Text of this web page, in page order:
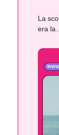
La
era